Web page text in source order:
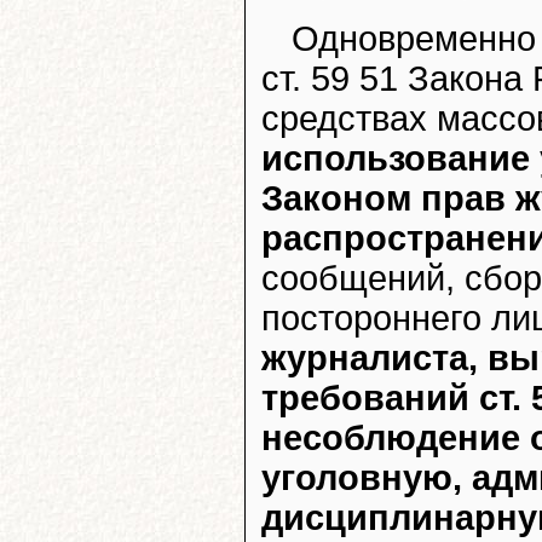
Одновременно
ст. 59 51
средствах
Законом прав
сообщений,
постороннего
журналиста,
требований ст.
несоблюдение
уголовную,